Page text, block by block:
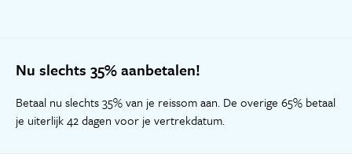
Nu slechts 35% aanbetalen!
Betaal nu slechts 35% van je reissom aan. De overige 65% betaal
je uiterlijk 42 dagen voor je vertrekdatum.